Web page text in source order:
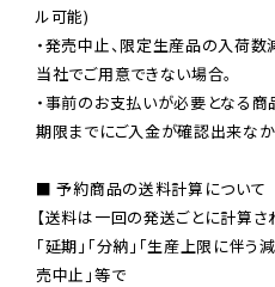
ル可能)
・発売中止、限定生産品の入荷
当社でご用意できない場合。
・事前のお支払いが必要となる
期限までにご入金が確認出来なか
■ 予約商品の送料計算について
【送料は一回の発送ごとに計算さ
「延期」「分納」「生産上限に伴う
売中止」等で